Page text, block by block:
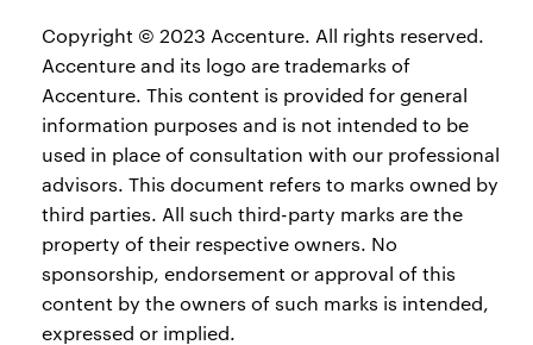
Copyright © 2023 Accenture. All rights reserved.
Accenture and its logo are trademarks of
Accenture. This content is provided for general
information purposes and is not intended to be
used in place of consultation with our professional
advisors. This document refers to marks owned by
third parties. All such third-party marks are the
property of their respective owners. No
sponsorship, endorsement or approval of this
content by the owners of such marks is intended,
expressed or implied.